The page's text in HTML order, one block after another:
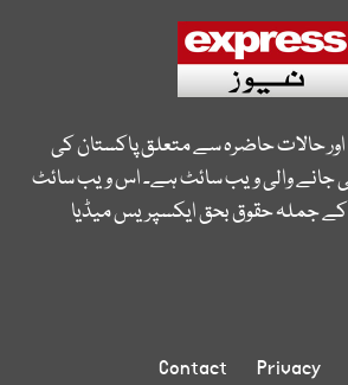
حالات حاضرہ سے متعلق پاکستان کی
جانے والی ویب سائٹ ہے۔ اس ویب سائٹ
کے جملہ حقوق بحق ایکسپریس میڈیا
Privacy
Contact